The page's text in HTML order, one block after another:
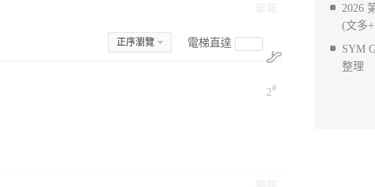
電梯直達
正序瀏覽
2#
2026
(文多
SYM
整理